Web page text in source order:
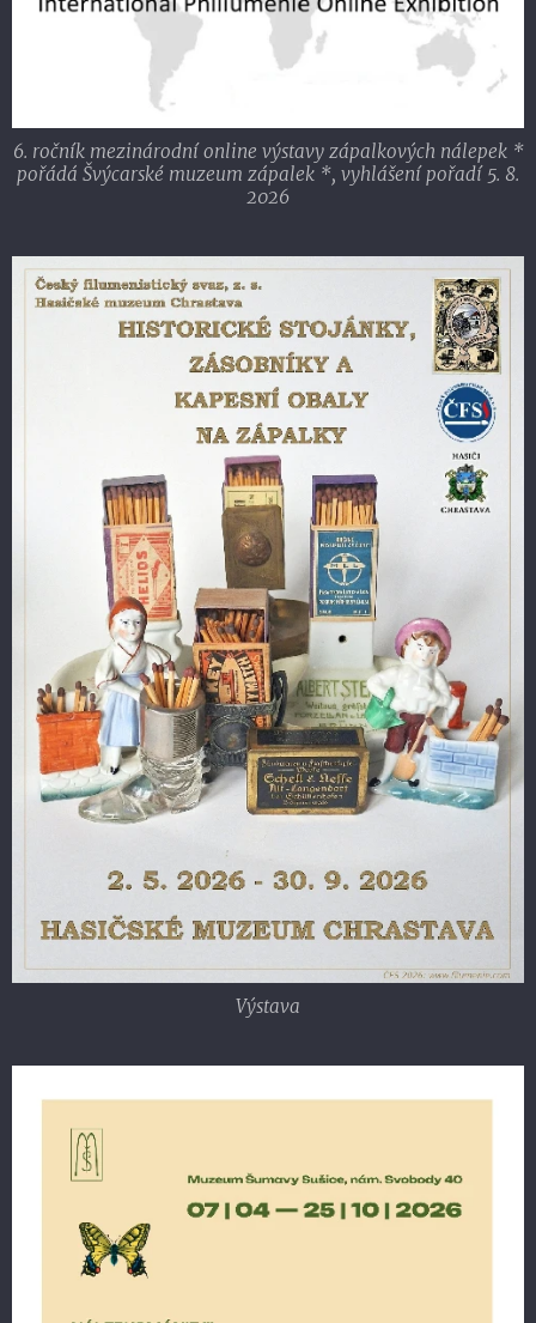
6. ročník mezinárodní online výstavy zápalkových nálepek *
pořádá Švýcarské muzeum zápalek *, vyhlášení pořadí 5. 8.
2026
Výstava